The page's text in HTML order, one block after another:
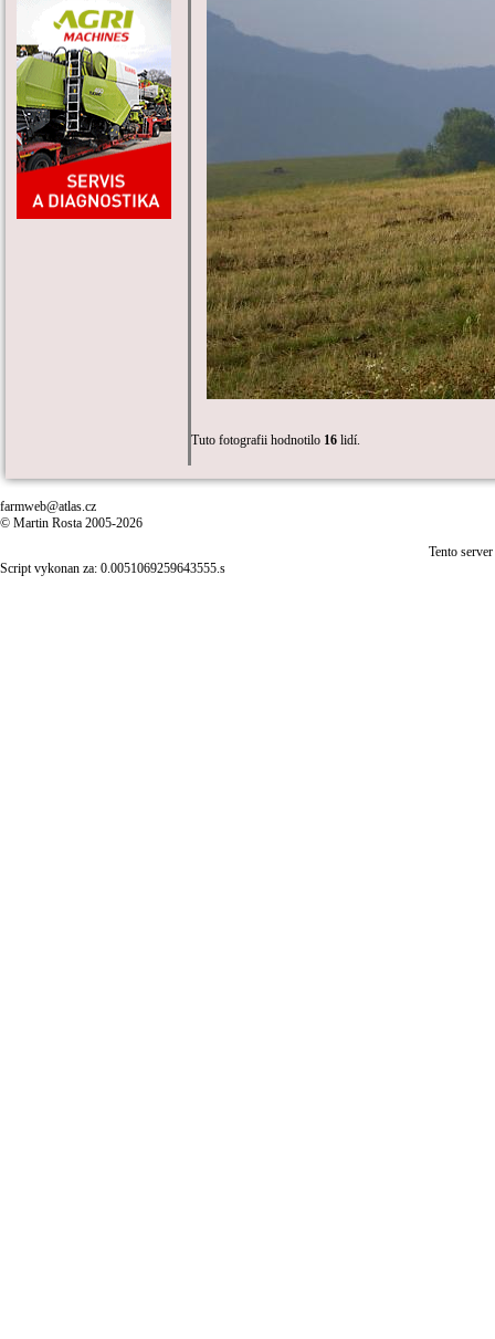
Tuto fotografii hodnotilo 16 lidí.
farmweb@atlas.cz
© Martin Rosta 2005-2026
Tento
Script vykonan za: 0.0051069259643555.s